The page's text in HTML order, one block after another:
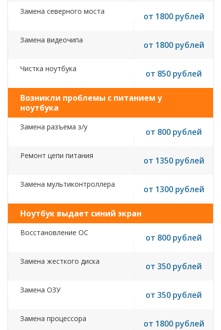
Замена северного моста от 1800 рублей
Замена видеочипа от 1800 рублей
Чистка ноутбука от 850 рублей
Возникли проблемы с питанием у
ноутбука
Замена разъема з/у от 800 рублей
Ремонт цепи питания от 1350 рублей
Замена мультиконтроллера от 1300 рублей
Ноутбук выдает синий экран
Восстановление ОС от 800 рублей
Замена жесткого диска от 350 рублей
Замена ОЗУ от 350 рублей
Замена процессора от 1800 рублей